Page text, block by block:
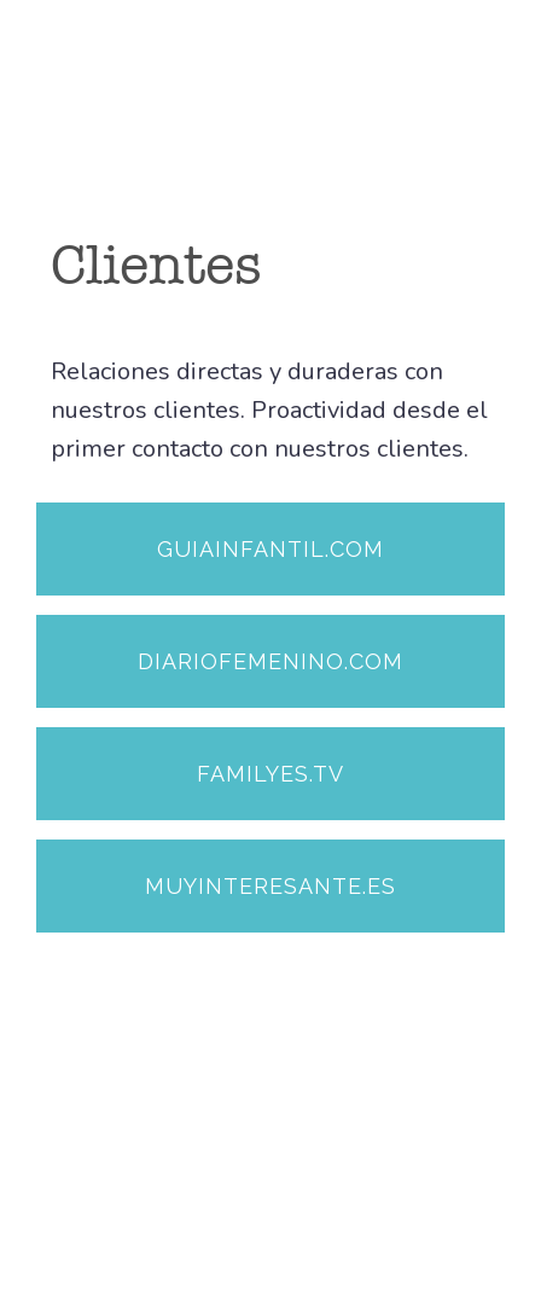
Clientes
Relaciones directas y duraderas con
nuestros clientes. Proactividad desde el
primer contacto con nuestros clientes.
GUIAINFANTIL.COM
DIARIOFEMENINO.COM
FAMILYES.TV
MUYINTERESANTE.ES